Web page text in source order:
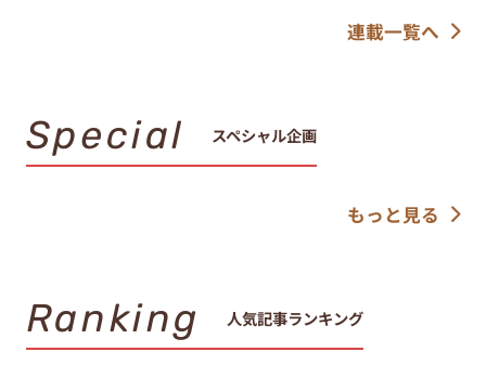
連載一覧へ
Special スペシャル企画
もっと見る
Ranking 人気記事ランキング